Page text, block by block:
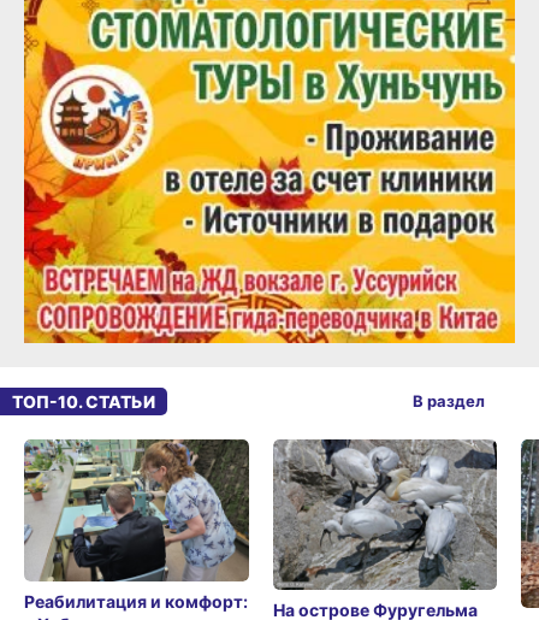
ТОП-10. СТАТЬИ
Реабилитация и комфорт:
На острове Фуругельма
В раздел